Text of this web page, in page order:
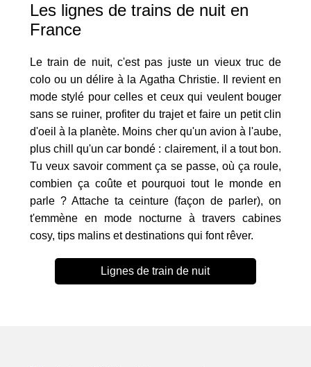
Les lignes de trains de nuit en
France
Le train de nuit, c'est pas juste un vieux truc de
colo ou un délire à la Agatha Christie. Il revient en
mode stylé pour celles et ceux qui veulent bouger
sans se ruiner, profiter du trajet et faire un petit clin
d'oeil à la planète. Moins cher qu'un avion à l'aube,
plus chill qu'un car bondé : clairement, il a tout bon.
Tu veux savoir comment ça se passe, où ça roule,
combien ça coûte et pourquoi tout le monde en
parle ? Attache ta ceinture (façon de parler), on
t'emmène en mode nocturne à travers cabines
cosy, tips malins et destinations qui font rêver.
Lignes de train de nuit